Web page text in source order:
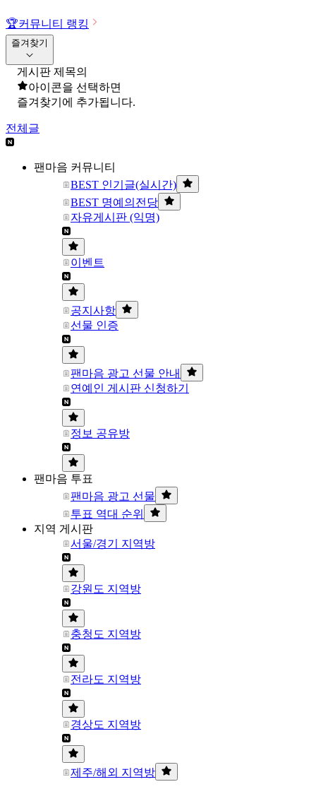
🏆커뮤니티 랭킹
즐겨찾기
게시판 제목의
아이콘을 선택하면
즐겨찾기에 추가됩니다.
전체글
팬마음 커뮤니티
BEST 인기글(실시간)
BEST 명예의전당
자유게시판 (익명)
이벤트
공지사항
선물 인증
팬마음 광고 선물 안내
연예인 게시판 신청하기
정보 공유방
팬마음 투표
팬마음 광고 선물
투표 역대 순위
지역 게시판
서울/경기 지역방
강원도 지역방
충청도 지역방
전라도 지역방
경상도 지역방
제주/해외 지역방